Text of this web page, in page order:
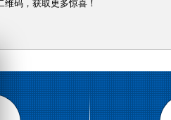
维码，获取更多惊喜！